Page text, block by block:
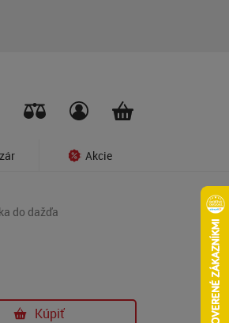
Akcie
do dažďa
Kúpiť